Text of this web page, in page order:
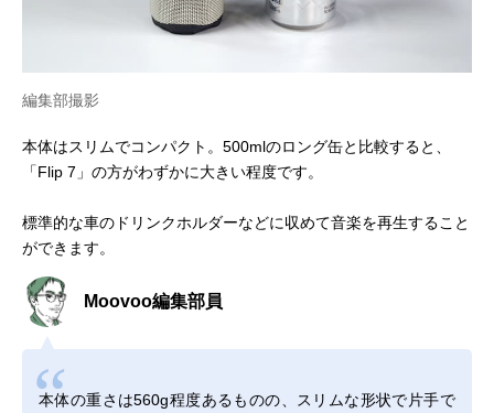
編集部撮影
本体はスリムでコンパクト。500mlのロング缶と比較すると、
「Flip 7」の方がわずかに大きい程度です。
標準的な車のドリンクホルダーなどに収めて音楽を再生すること
ができます。
Moovoo編集部員
本体の重さは560g程度あるものの、スリムな形状で片手で